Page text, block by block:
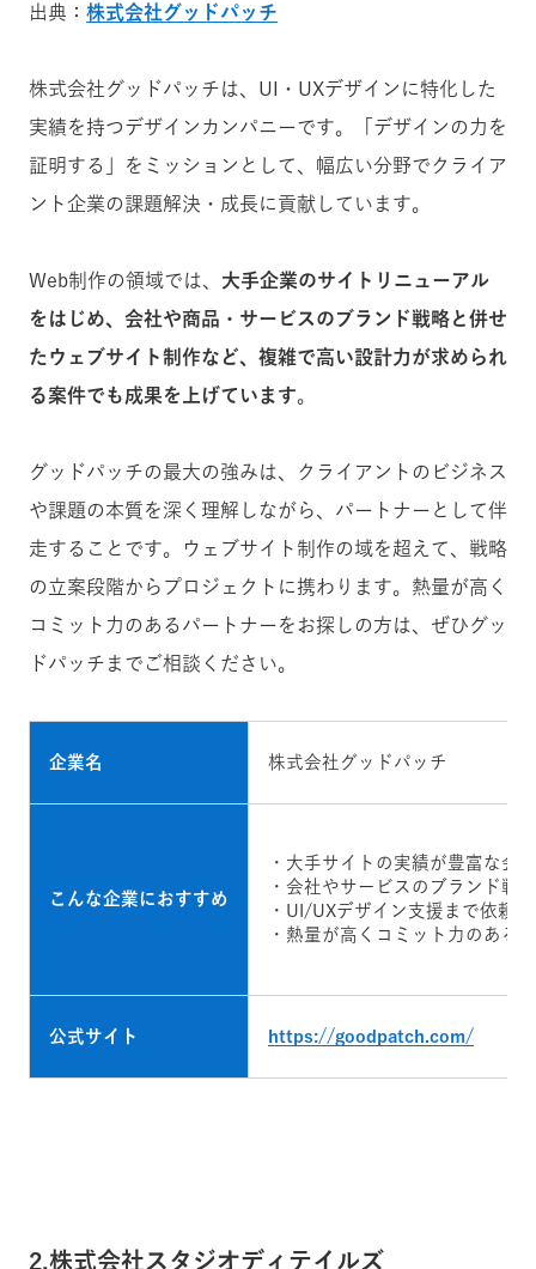
出典： 株式会社グッドパッチ
株式会社グッドパッチは、UI・UXデザインに特化した
実績を持つデザインカンパニーです。「デザインの力を
証明する」をミッションとして、幅広い分野でクライア
ント企業の課題解決・成長に貢献しています。
Web制作の領域では、 大手企業のサイトリニューアル
をはじめ、会社や商品・サービスのブランド戦略と併せ
たウェブサイト制作など、複雑で高い設計力が求められ
る案件でも成果を上げています。
グッドパッチの最大の強みは、クライアントのビジネス
や課題の本質を深く理解しながら、パートナーとして伴
走することです。ウェブサイト制作の域を超えて、戦略
の立案段階からプロジェクトに携わります。熱量が高く
コミット力のあるパートナーをお探しの方は、ぜひグッ
ドパッチまでご相談ください。
企業名 株式会社グッドパッチ
こんな企業におすすめ
・大手サイトの実績が豊富な会
・会社やサービスのブランド戦
・UI/UXデザイン支援まで依頼
・熱量が高くコミット力のある
公式サイト https://goodpatch.com/
2.株式会社スタジオディテイルズ